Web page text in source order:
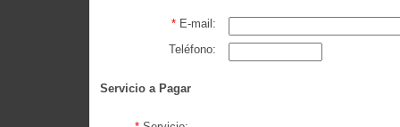
* E-mail:
Teléfono:
Servicio a Pagar